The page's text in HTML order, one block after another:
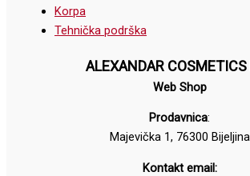
Korpa
Tehnička podrška
ALEXANDAR
Web Shop
Prodavnica:
Majevička 1, 76300 Bijeljina
Kontakt email: